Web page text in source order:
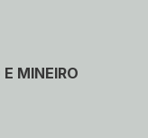
MINEIRO